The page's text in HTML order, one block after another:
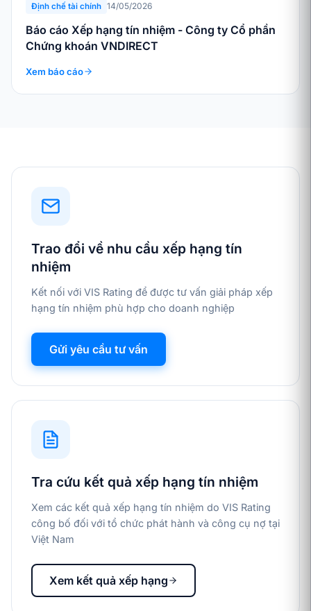
Định chế tài chính 14/05/2026
Báo cáo Xếp hạng tín nhiệm - Công ty Cổ phần
Chứng khoán VNDIRECT
Xem báo cáo
Trao đổi về nhu cầu xếp hạng tín
nhiệm
Kết nối với VIS Rating để được tư vấn giải pháp xếp
hạng tín nhiệm phù hợp cho doanh nghiệp
Gửi yêu cầu tư vấn
Tra cứu kết quả xếp hạng tín nhiệm
Xem các kết quả xếp hạng tín nhiệm do VIS Rating
công bố đối với tổ chức phát hành và công cụ nợ tại
Việt Nam
Xem kết quả xếp hạng